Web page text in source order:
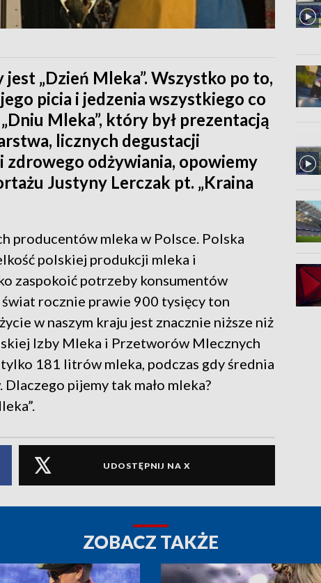
„Dzień Mleka”. Wszystko po to,
picia i jedzenia wszystkiego co
Mleka”, który był prezentacją
licznych degustacji
odżywiania, opowiemy
Justyny Lerczak pt. „Kraina
producentów mleka w Polsce. Polska
polskiej produkcji mleka i
zaspokoić potrzeby konsumentów
świat rocznie prawie 900 tysięcy ton
w naszym kraju jest znacznie niższe niż
Izby Mleka i Przetworów Mlecznych
181 litrów mleka, podczas gdy średnia
pijemy tak mało mleka?
UDOSTĘPNIJ NA X
ZOBACZ TAKŻE